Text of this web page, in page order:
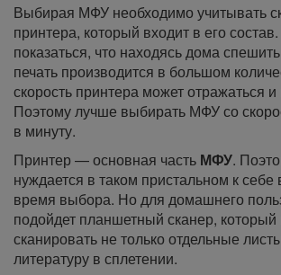
Выбирая МФУ необходимо учитывать
принтера, который входит в его
показаться, что находясь дома
печать производится в большом
скорость принтера может отражаться
Поэтому лучше выбирать МФУ со
в минуту.
Принтер — основная часть МФУ.
нуждается в таком пристальном к
время выбора. Но для домашнего
подойдет планшетный сканер, который
сканировать не только отдельные
литературу в сплетении.